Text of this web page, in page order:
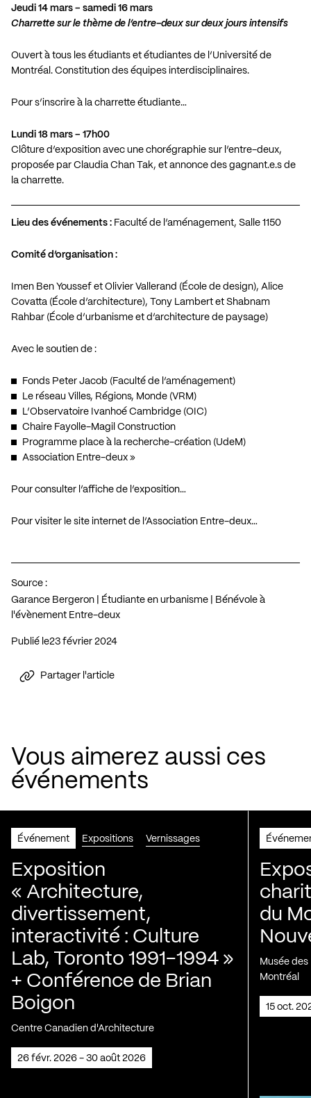
Jeudi 14 mars – samedi 16 mars
Charrette sur le thème de l’entre-deux sur deux jours intensifs
Ouvert à tous les étudiants et étudiantes de l’Université de
Montréal. Constitution des équipes interdisciplinaires.
Pour s’inscrire à la charrette étudiante…
Lundi 18 mars – 17h00
Clôture d’exposition avec une chorégraphie sur l’entre-deux,
proposée par Claudia Chan Tak, et annonce des gagnant.e.s de
la charrette.
Lieu des événements : Faculté de l’aménagement, Salle 1150
Comité d’organisation :
Imen Ben Youssef et Olivier Vallerand (École de design), Alice
Covatta (École d’architecture), Tony Lambert et Shabnam
Rahbar (École d’urbanisme et d’architecture de paysage)
Avec le soutien de :
Fonds Peter Jacob (Faculté de l’aménagement)
Le réseau Villes, Régions, Monde (VRM)
L’Observatoire Ivanhoé Cambridge (OIC)
Chaire Fayolle-Magil Construction
Programme place à la recherche-création (UdeM)
Association Entre-deux »
Pour consulter l’affiche de l’exposition…
Pour visiter le site internet de l’Association Entre-deux…
Source :
Garance Bergeron | Étudiante en urbanisme | Bénévole à
l'évènement Entre-deux
Publié le 23 février 2024
Partager l'article
Vous aimerez aussi ces
événements
Événement Expositions Vernissages
Exposition
« Architecture,
divertissement,
interactivité : Culture
Lab, Toronto 1991-1994 »
+ Conférence de Brian
Boigon
Centre Canadien d'Architecture
26 févr. 2026 - 30 août 2026
du
Musée
Montréal
15 oct.